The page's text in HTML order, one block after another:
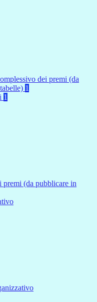
dei premi (da
1
1
premi (da pubblicare in